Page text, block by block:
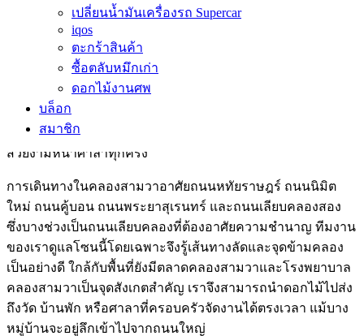
เปลี่ยนน้ำมันเครื่องรถ Supercar
iqos
ตะกร้าสินค้า
ซื้อตลับหมึกเก่า
ดอกไม้งานศพ
บล็อก
สมาชิก
ในเขตคลองสามวา ครอบครัวนิยมจัดงานสวดพระอภิธรรมที่
ริมคลองแสนแสบ
ซึ่งเป็นวัดประจำชุมชนที่มีศาลาบำเพ็ญกุศลพร้อม นอกจากนี้ยัง
มีวัดแสนสุข วัดสามง่าม และวัดคู้บอนที่ครอบครัวในแขวงต่าง
ๆ ใช้จัดงานเป็นประจำ เรารับจัดส่งดอกไม้งานศพและพวงหรีด
ถึงศาลาทุกหลังในวัดเหล่านี้ ไม่ว่าจะเป็นงานสวดอภิธรรมตอน
ค่ำหรือพิธีฌาปนกิจที่เมรุ ทีมงานจัดวางดอกไม้ให้เรียบร้อย
สวยงามหน้าศาลาทุกครั้ง
การเดินทางในคลองสามวาอาศัยถนนหทัยราษฎร์ ถนนนิมิต
ใหม่ ถนนคู้บอน ถนนพระยาสุเรนทร์ และถนนเลียบคลองสอง
ซึ่งบางช่วงเป็นถนนเลียบคลองที่ต้องอาศัยความชำนาญ ทีมงาน
ของเราดูแลโซนนี้โดยเฉพาะจึงรู้เส้นทางลัดและจุดข้ามคลอง
เป็นอย่างดี ใกล้กับพื้นที่ยังมีตลาดคลองสามวาและโรงพยาบาล
คลองสามวาเป็นจุดสังเกตสำคัญ เราจึงสามารถนำดอกไม้ไปส่ง
ถึงวัด บ้านพัก หรือศาลาที่ครอบครัวจัดงานได้ตรงเวลา แม้บาง
หมู่บ้านจะอยู่ลึกเข้าไปจากถนนใหญ่